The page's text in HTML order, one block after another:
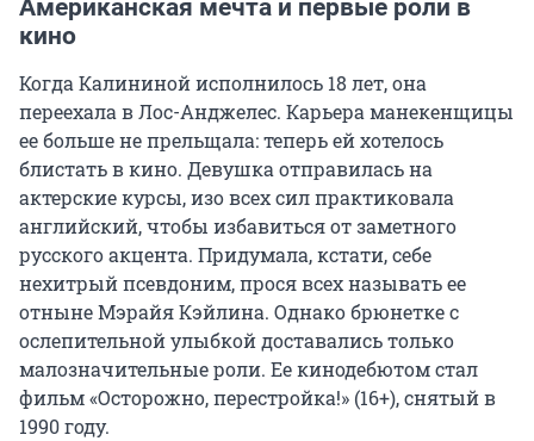
Американская мечта и первые роли в
кино
Когда Калининой исполнилось 18 лет, она
переехала в Лос-Анджелес. Карьера манекенщицы
ее больше не прельщала: теперь ей хотелось
блистать в кино. Девушка отправилась на
актерские курсы, изо всех сил практиковала
английский, чтобы избавиться от заметного
русского акцента. Придумала, кстати, себе
нехитрый псевдоним, прося всех называть ее
отныне Мэрайя Кэйлина. Однако брюнетке с
ослепительной улыбкой доставались только
малозначительные роли. Ее кинодебютом стал
фильм «Осторожно, перестройка!» (16+), снятый в
1990 году.